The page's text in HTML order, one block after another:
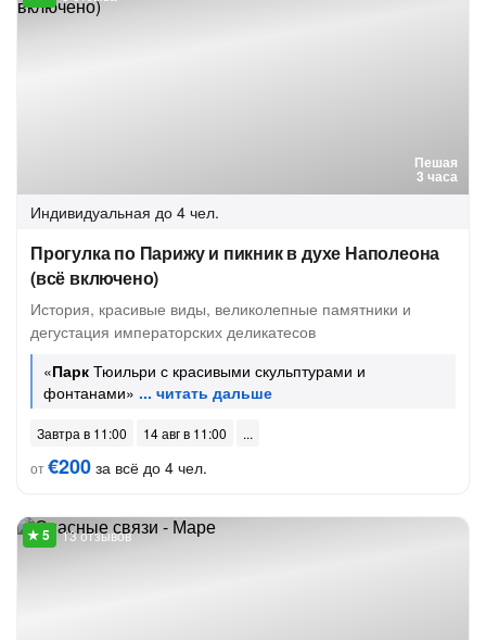
Пешая
3 часа
Индивидуальная до 4 чел.
Прогулка по Парижу и пикник в духе Наполеона
(всё включено)
История, красивые виды, великолепные памятники и
дегустация императорских деликатесов
«Парк Тюильри с красивыми скульптурами и
фонтанами»
Завтра в 11:00
14 авг в 11:00
от€200 за всё до 4 чел.
13 отзывов